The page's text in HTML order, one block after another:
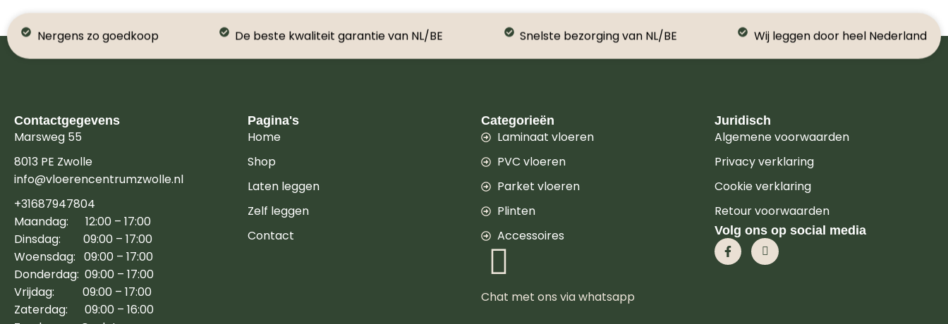
Nergens zo goedkoop De beste kwaliteit garantie van NL/BE Snelste bezorging van NL/BE Wij leggen door heel Nederland
Contactgegevens
Marsweg 55
8013 PE Zwolle
info@vloerencentrumzwolle.nl
+31687947804
Maandag: 12:00 – 17:00
Dinsdag: 09:00 – 17:00
Woensdag: 09:00 – 17:00
Donderdag: 09:00 – 17:00
Vrijdag: 09:00 – 17:00
Zaterdag: 09:00 – 16:00
Pagina's
Home
Shop
Laten leggen
Zelf leggen
Contact
Categorieën
Laminaat vloeren
PVC vloeren
Parket vloeren
Plinten
Accessoires
Chat met ons via whatsapp
Juridisch
Algemene voorwaarden
Privacy verklaring
Cookie verklaring
Retour voorwaarden
Volg ons op social media